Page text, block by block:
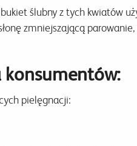
ślubny z tych kwiatów
zmniejszającą
pielęgnacji: